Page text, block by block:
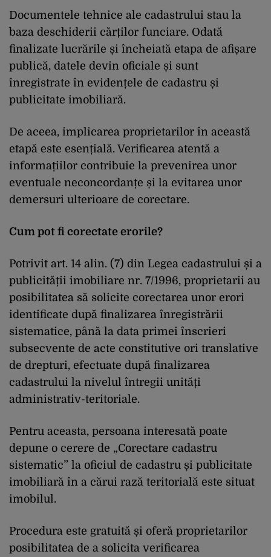
Documentele tehnice ale cadastrului stau la
baza deschiderii cărților funciare. Odată
finalizate lucrările și încheiată etapa de afișare
publică, datele devin oficiale și sunt
înregistrate în evidențele de cadastru și
publicitate imobiliară.
De aceea, implicarea proprietarilor în această
etapă este esențială. Verificarea atentă a
informațiilor contribuie la prevenirea unor
eventuale neconcordanțe și la evitarea unor
demersuri ulterioare de corectare.
Cum pot fi corectate erorile?
Potrivit art. 14 alin. (7) din Legea cadastrului și a
publicității imobiliare nr. 7/1996, proprietarii au
posibilitatea să solicite corectarea unor erori
identificate după finalizarea înregistrării
sistematice, până la data primei înscrieri
subsecvente de acte constitutive ori translative
de drepturi, efectuate după finalizarea
cadastrului la nivelul întregii unități
administrativ-teritoriale.
Pentru aceasta, persoana interesată poate
depune o cerere de „Corectare cadastru
sistematic” la oficiul de cadastru și publicitate
imobiliară în a cărui rază teritorială este situat
imobilul.
Procedura este gratuită și oferă proprietarilor
posibilitatea de a solicita verificarea